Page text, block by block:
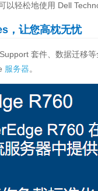
轻松地使用 Dell
，让您高枕无忧
套件、数据迁移
服务器。